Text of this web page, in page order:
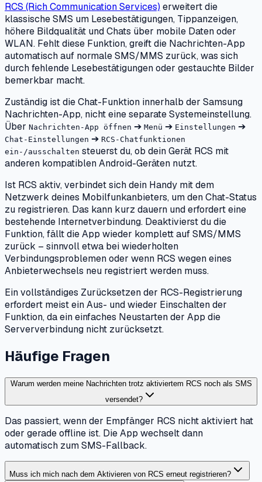
RCS (Rich Communication Services) erweitert die
klassische SMS um Lesebestätigungen, Tippanzeigen,
höhere Bildqualität und Chats über mobile Daten oder
WLAN. Fehlt diese Funktion, greift die Nachrichten-App
automatisch auf normale SMS/MMS zurück, was sich
durch fehlende Lesebestätigungen oder gestauchte Bilder
bemerkbar macht.
Zuständig ist die Chat-Funktion innerhalb der Samsung
Nachrichten-App, nicht eine separate Systemeinstellung.
Über Nachrichten-App öffnen ➔ Menü ➔ Einstellungen ➔
Chat-Einstellungen ➔ RCS-Chatfunktionen
ein-/ausschalten steuerst du, ob dein Gerät RCS mit
anderen kompatiblen Android-Geräten nutzt.
Ist RCS aktiv, verbindet sich dein Handy mit dem
Netzwerk deines Mobilfunkanbieters, um den Chat-Status
zu registrieren. Das kann kurz dauern und erfordert eine
bestehende Internetverbindung. Deaktivierst du die
Funktion, fällt die App wieder komplett auf SMS/MMS
zurück – sinnvoll etwa bei wiederholten
Verbindungsproblemen oder wenn RCS wegen eines
Anbieterwechsels neu registriert werden muss.
Ein vollständiges Zurücksetzen der RCS-Registrierung
erfordert meist ein Aus- und wieder Einschalten der
Funktion, da ein einfaches Neustarten der App die
Serververbindung nicht zurücksetzt.
Häufige Fragen
Warum werden meine Nachrichten trotz aktiviertem RCS noch als SMS
versendet?
Das passiert, wenn der Empfänger RCS nicht aktiviert hat
oder gerade offline ist. Die App wechselt dann
automatisch zum SMS-Fallback.
Muss ich mich nach dem Aktivieren von RCS erneut registrieren?